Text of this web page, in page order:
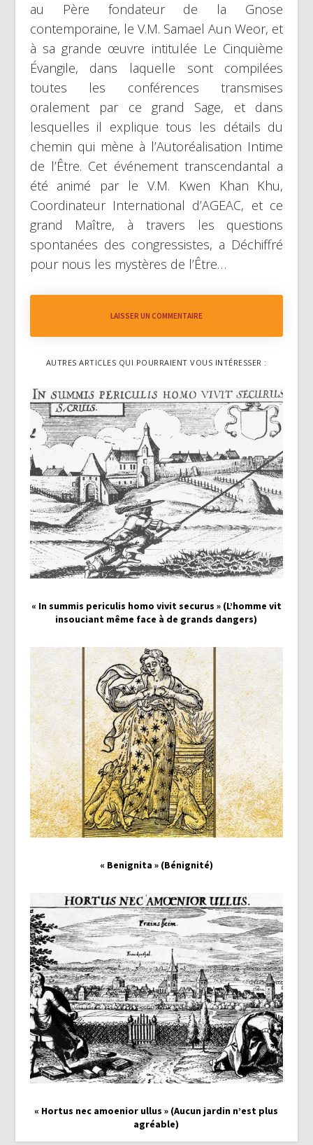
au Père fondateur de la Gnose
contemporaine, le V.M. Samael Aun Weor, et
à sa grande œuvre intitulée Le Cinquième
Évangile, dans laquelle sont compilées
toutes les conférences transmises
oralement par ce grand Sage, et dans
lesquelles il explique tous les détails du
chemin qui mène à l’Autoréalisation Intime
de l’Être. Cet événement transcendantal a
été animé par le V.M. Kwen Khan Khu,
Coordinateur International d’AGEAC, et ce
grand Maître, à travers les questions
spontanées des congressistes, a Déchiffré
pour nous les mystères de l’Être…
LAISSER UN COMMENTAIRE
AUTRES ARTICLES QUI POURRAIENT VOUS INTÉRESSER :
« In summis periculis homo vivit securus » (L’homme vit
insouciant même face à de grands dangers)
« Benignita » (Bénignité)
« Hortus nec amoenior ullus » (Aucun jardin n’est plus
agréable)